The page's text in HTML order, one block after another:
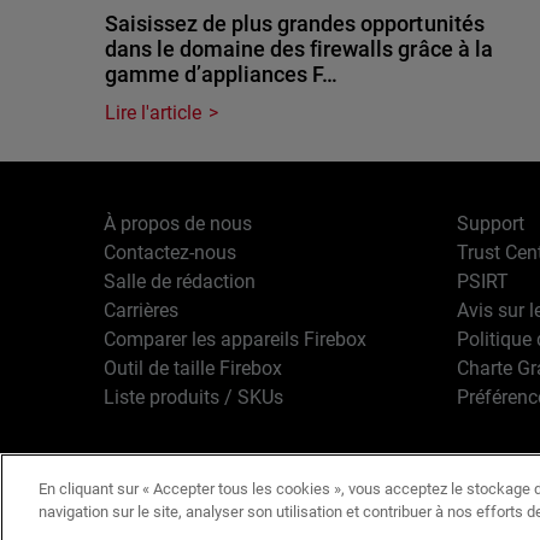
Saisissez de plus grandes opportunités
dans le domaine des firewalls grâce à la
gamme d’appliances F…
Lire l'article
À propos de nous
Contactez-nous
Salle de rédaction
Carrières
Comparer les appareils Firebox
Outil de taille Firebox
Liste produits / SKUs
Support
Trust
PSIRT
Avis sur
Politique
Charte
Français Copyright ©
En cliquant sur « Accepter tous les cookies », vous acceptez le stockage
navigation sur le site, analyser son utilisation et contribuer à nos efforts